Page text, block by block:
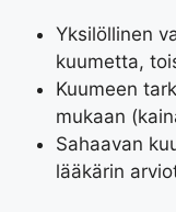
Yksilöllinen
kuumetta,
Kuumeen
mukaan
Sahaavan
lääkärin